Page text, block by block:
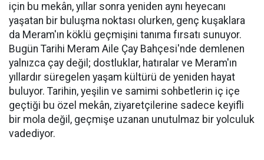
için bu mekân, yıllar sonra yeniden aynı heyecanı
yaşatan bir buluşma noktası olurken, genç kuşaklara
da Meram'ın köklü geçmişini tanıma fırsatı sunuyor.
Bugün Tarihi Meram Aile Çay Bahçesi'nde demlenen
yalnızca çay değil; dostluklar, hatıralar ve Meram'ın
yıllardır süregelen yaşam kültürü de yeniden hayat
buluyor. Tarihin, yeşilin ve samimi sohbetlerin iç içe
geçtiği bu özel mekân, ziyaretçilerine sadece keyifli
bir mola değil, geçmişe uzanan unutulmaz bir yolculuk
vadediyor.